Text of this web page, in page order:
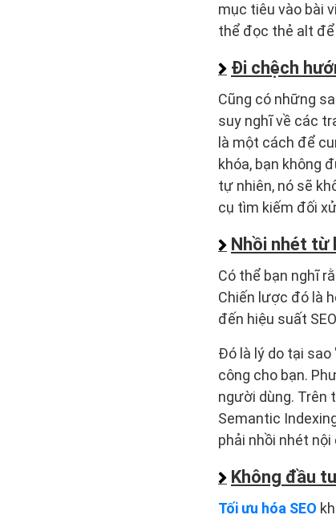
mục tiêu vào bài
thể đọc thẻ alt
Đi chệch
Cũng có những
suy nghĩ về các
là một cách để
khóa, bạn không
tự nhiên, nó sẽ
cụ tìm kiếm đối
Nhồi nhét từ
Có thể bạn nghĩ
Chiến lược đó là
đến hiệu suất
Đó là lý do tại
công cho bạn.
người dùng. Trên
Semantic
phải nhồi nhét
Không đầu
Tối ưu hóa SEO